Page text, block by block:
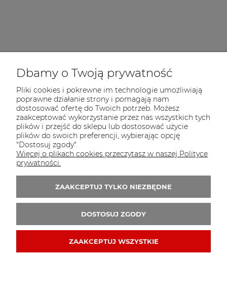
4,50 zł
Dbamy o Twoją prywatność
Pliki cookies i pokrewne im technologie umożliwiają
poprawne działanie strony i pomagają nam
dostosować ofertę do Twoich potrzeb. Możesz
zaakceptować wykorzystanie przez nas wszystkich tych
plików i przejść do sklepu lub dostosować użycie
plików do swoich preferencji, wybierając opcję
"Dostosuj zgody".
Więcej o plikach cookies przeczytasz w naszej Polityce
prywatności.
ZAAKCEPTUJ TYLKO NIEZBĘDNE
DOSTOSUJ ZGODY
ZAAKCEPTUJ WSZYSTKIE